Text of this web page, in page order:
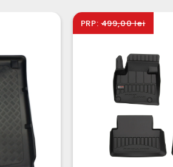
PRP:499,00 lei